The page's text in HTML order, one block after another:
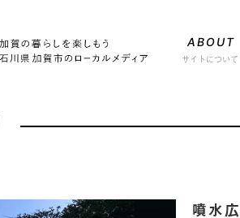
ABOUT
サイトについて
噴水